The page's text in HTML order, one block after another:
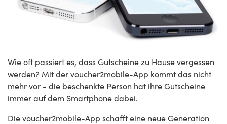
Wie oft passiert es, dass Gutscheine zu Hause vergessen
werden? Mit der voucher2mobile-App kommt das nicht
mehr vor - die beschenkte Person hat ihre Gutscheine
immer auf dem Smartphone dabei.
Die voucher2mobile-App schafft eine neue Generation